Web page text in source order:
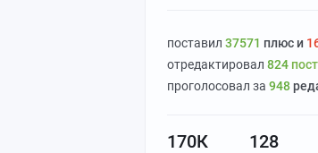
поставил 37571 плюс и
отредактировал 824
проголосовал за 948
170К 128